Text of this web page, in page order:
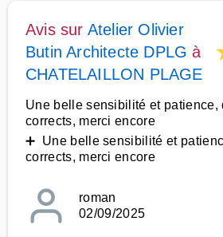
Avis sur Atelier Olivier
Butin Architecte DPLG à
CHATELAILLON PLAGE
Une belle sensibilité et patience,
corrects, merci encore
➕ Une belle sensibilité et
corrects, merci encore
roman
02/09/2025